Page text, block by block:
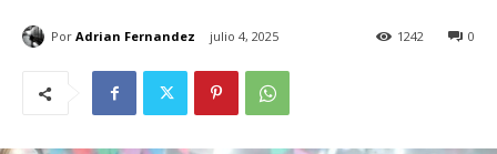
Por Adrian Fernandez julio 4, 2025 0
1242